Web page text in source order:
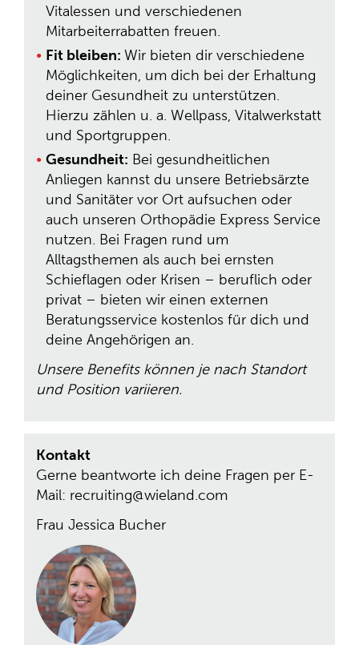
Vitalessen und verschiedenen
Mitarbeiterrabatten freuen.
Fit bleiben: Wir bieten dir verschiedene
Möglichkeiten, um dich bei der Erhaltung
deiner Gesundheit zu unterstützen.
Hierzu zählen u. a. Wellpass, Vitalwerkstatt
und Sportgruppen.
Gesundheit: Bei gesundheitlichen
Anliegen kannst du unsere Betriebsärzte
und Sanitäter vor Ort aufsuchen oder
auch unseren Orthopädie Express Service
nutzen. Bei Fragen rund um
Alltagsthemen als auch bei ernsten
Schieflagen oder Krisen – beruflich oder
privat – bieten wir einen externen
Beratungsservice kostenlos für dich und
deine Angehörigen an.
Unsere Benefits können je nach Standort
und Position variieren.
Kontakt
Gerne beantworte ich deine Fragen per E-
Mail: recruiting@wieland.com
Frau Jessica Bucher